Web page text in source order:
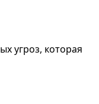
угроз, которая